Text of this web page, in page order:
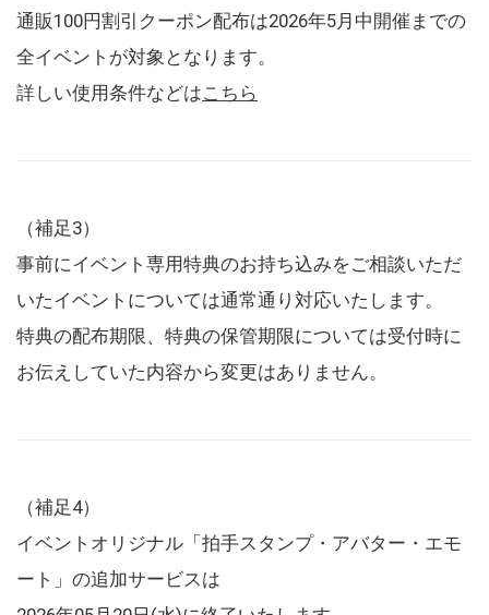
通販100円割引クーポン配布は2026年5月中開催までの
全イベントが対象となります。
詳しい使用条件などはこちら
（補足3）
事前にイベント専用特典のお持ち込みをご相談いただ
いたイベントについては通常通り対応いたします。
特典の配布期限、特典の保管期限については受付時に
お伝えしていた内容から変更はありません。
（補足4）
イベントオリジナル「拍手スタンプ・アバター・エモ
ート」の追加サービスは